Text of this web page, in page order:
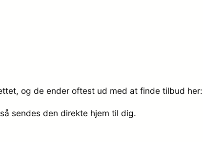
og de ender oftest ud med at finde tilbud her:
sendes den direkte hjem til dig.